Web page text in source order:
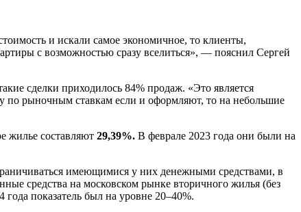
и искали самое экономичное, то клиенты,
с возможностью сразу вселиться», — пояснил Сергей
сделки приходилось 84% продаж. «Это является
по рыночным ставкам если и оформляют, то на небольшие
жилье составляют 29,39%. В феврале 2023 года они были на
имеющимися у них денежными средствами, в
средства на московском рынке вторичного жилья (без
показатель был на уровне 20–40%.